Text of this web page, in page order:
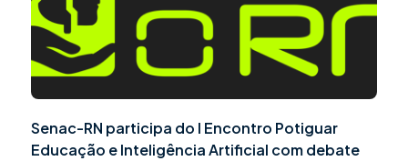
Senac-RN participa do I Encontro Potiguar
Educação e Inteligência Artificial com debate